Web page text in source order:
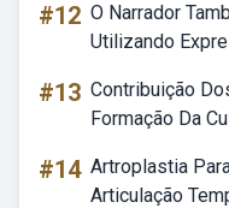
#12 O Narrador
Utilizando
#13 Contribuição
Formação Da
#14 Artroplastia
Articulação